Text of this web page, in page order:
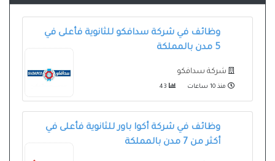
وظائف في شركة سدافكو للثانوية فأعلى في
5 مدن بالمملكة
شركة سدافكو
منذ 10 ساعات
وظائف في شركة أكوا باور للثانوية فأعلى في
أكثر من 7 مدن بالمملكة